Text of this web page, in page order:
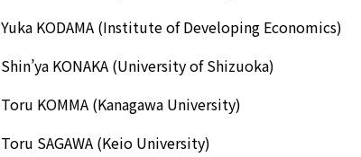
Yuka KODAMA (Institute of Developing Economics)
Shin’ya KONAKA (University of Shizuoka)
Toru KOMMA (Kanagawa University)
Toru SAGAWA (Keio University)